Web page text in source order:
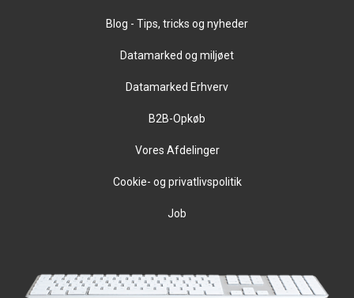
Blog - Tips, tricks og nyheder
Datamarked og miljøet
Datamarked Erhverv
B2B-Opkøb
Vores Afdelinger
Cookie- og privatlivspolitik
Job